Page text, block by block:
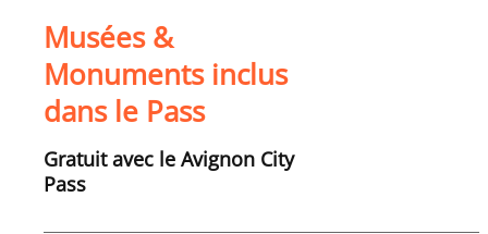
Musées &
Monuments inclus
dans le Pass
Gratuit avec le Avignon City
Pass